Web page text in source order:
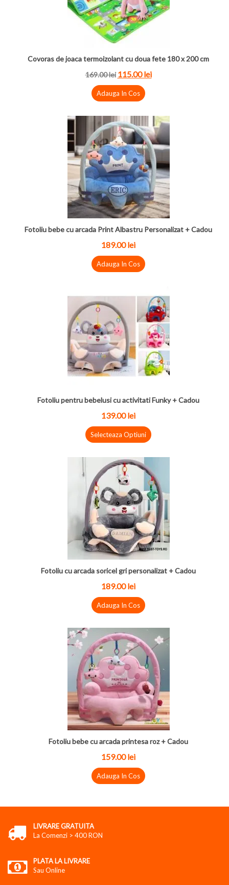
Covoras de joaca termoizolant cu doua fete 180 x 200 cm
169.00 lei 115.00 lei
Adauga In Cos
Fotoliu bebe cu arcada Print Albastru Personalizat + Cadou
189.00 lei
Adauga In Cos
Fotoliu pentru bebelusi cu activitati Funky + Cadou
139.00 lei
Selecteaza Optiuni
Fotoliu cu arcada soricel gri personalizat + Cadou
189.00 lei
Adauga In Cos
Fotoliu bebe cu arcada printesa roz + Cadou
159.00 lei
Adauga In Cos
LIVRARE GRATUITA
La Comenzi > 400 RON
PLATA LA LIVRARE
Sau Online